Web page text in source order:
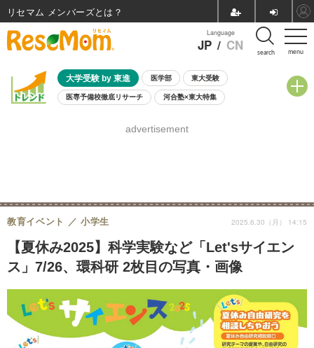
menu
Language
JP / CN search
大学受験 by 東進 医学部 東大受験
医専予備校徹底リサーチ 河合塾×東大特集
8月開催学校説明会・相談会
advertisement
【夏休み2025】科学実験など「Let'sサイエン
ス」7/26、環科研 2枚目の写真・画像
教育イベント 小学生 2025.6.30（月） 14:15
リセマム メンバーズ